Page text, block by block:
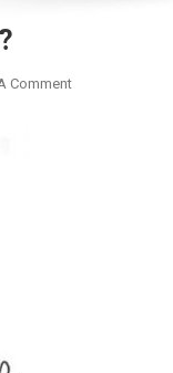
CommentOn